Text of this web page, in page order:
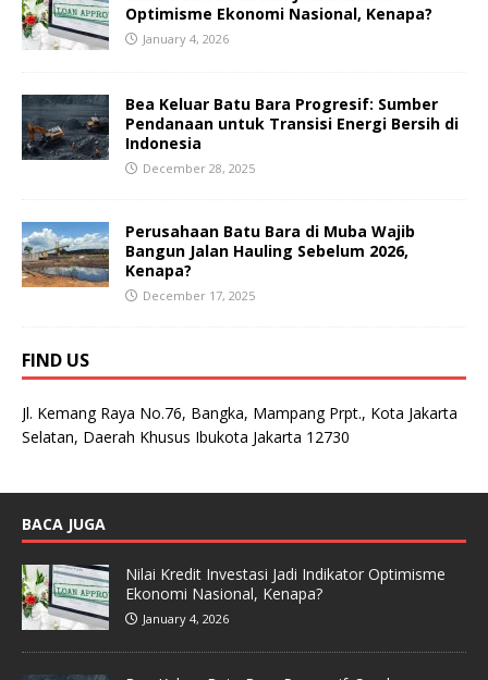
Optimisme Ekonomi Nasional, Kenapa?
January 4, 2026
Bea Keluar Batu Bara Progresif: Sumber
Pendanaan untuk Transisi Energi Bersih di
Indonesia
December 28, 2025
Perusahaan Batu Bara di Muba Wajib
Bangun Jalan Hauling Sebelum 2026,
Kenapa?
December 17, 2025
FIND US
Jl. Kemang Raya No.76, Bangka, Mampang Prpt., Kota Jakarta
Selatan, Daerah Khusus Ibukota Jakarta 12730
BACA JUGA
Nilai Kredit Investasi Jadi Indikator Optimisme
Ekonomi Nasional, Kenapa?
January 4, 2026